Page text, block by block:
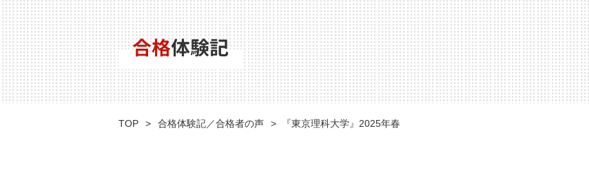
合格体験記
TOP 合格体験記／合格者の声 『東京理科大学』2025年春